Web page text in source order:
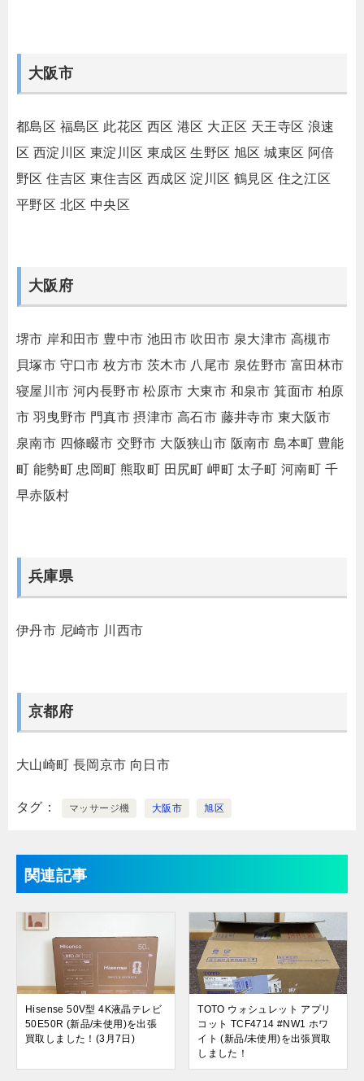
大阪市
都島区 福島区 此花区 西区 港区 大正区 天王寺区 浪速
区 西淀川区 東淀川区 東成区 生野区 旭区 城東区 阿倍
野区 住吉区 東住吉区 西成区 淀川区 鶴見区 住之江区
平野区 北区 中央区
大阪府
堺市 岸和田市 豊中市 池田市 吹田市 泉大津市 高槻市
貝塚市 守口市 枚方市 茨木市 八尾市 泉佐野市 富田林市
寝屋川市 河内長野市 松原市 大東市 和泉市 箕面市 柏原
市 羽曳野市 門真市 摂津市 高石市 藤井寺市 東大阪市
泉南市 四條畷市 交野市 大阪狭山市 阪南市 島本町 豊能
町 能勢町 忠岡町 熊取町 田尻町 岬町 太子町 河南町 千
早赤阪村
兵庫県
伊丹市 尼崎市 川西市
京都府
大山崎町 長岡京市 向日市
タグ マッサージ機 大阪市 旭区
関連記事
Hisense 50V型 4K液晶テレビ
50E50R (新品/未使用)を出張
買取しました！(3月7日)
TOTO ウォシュレット アプリ
コット TCF4714 #NW1 ホワ
イト (新品/未使用)を出張買取
しました！